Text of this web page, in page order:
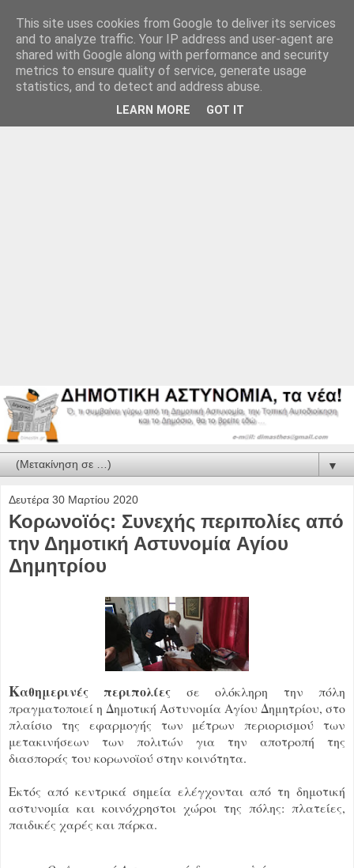
▼
Δευτέρα 30 Μαρτίου 2020
Κορωνοϊός: Συνεχής περιπολίες από
την Δημοτική Αστυνομία Aγίου
Δημητρίου
Καθημερινές περιπολίες σε ολόκληρη την πόλη
πραγματοποιεί η Δημοτική Αστυνομία Αγίου Δημητρίου, στο
πλαίσιο της εφαρμογής των μέτρων περιορισμού των
μετακινήσεων των πολιτών για την αποτροπή της
διασποράς του κορωνοϊού στην κοινότητα.
Εκτός από κεντρικά σημεία ελέγχονται από τη δημοτική
αστυνομία και κοινόχρηστοι χώροι της πόλης: πλατείες,
παιδικές χαρές και πάρκα.
This site uses cookies from Google to deliver its services
and to analyze traffic. Your IP address and user-agent are
shared with Google along with performance and security
metrics to ensure quality of service, generate usage
statistics, and to detect and address abuse.
LEARN MORE GOT IT